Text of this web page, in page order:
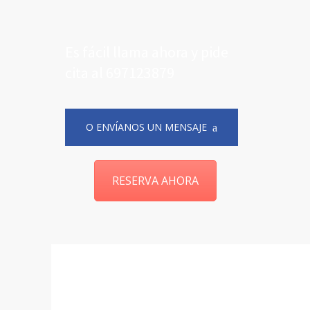
O ENVÍANOS UN MENSAJE
RESERVA AHORA